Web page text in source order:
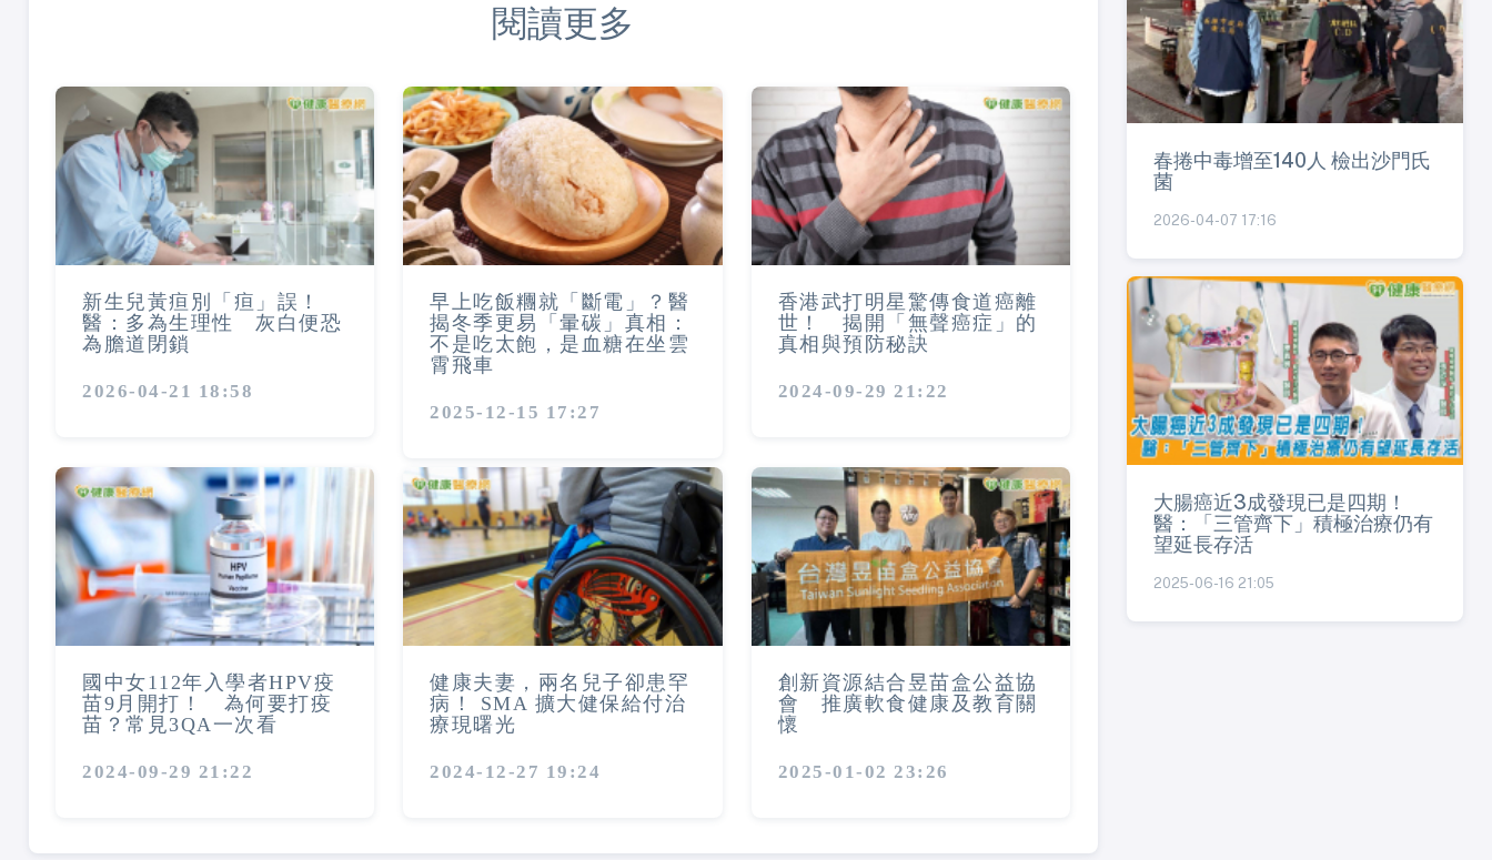
閱讀更多
新生兒黃疸別「疸」誤！
醫：多為生理性 灰白便恐
為膽道閉鎖
2026-04-21 18:58
早上吃飯糰就「斷電」？醫
揭冬季更易「暈碳」真相：
不是吃太飽，是血糖在坐雲
霄飛車
2025-12-15 17:27
香港武打明星驚傳食道癌離
世！ 揭開「無聲癌症」的
真相與預防秘訣
2024-09-29 21:22
國中女112年入學者HPV疫
苗9月開打！ 為何要打疫
苗？常見3QA一次看
2024-09-29 21:22
健康夫妻，兩名兒子卻患罕
病！ SMA 擴大健保給付治
療現曙光
2024-12-27 19:24
創新資源結合昱苗盒公益協
會 推廣軟食健康及教育關
懷
2025-01-02 23:26
春捲中毒增至140人 檢出沙門氏
菌
2026-04-07 17:16
大腸癌近3成發現已是四期！
醫：「三管齊下」積極治療仍有
望延長存活
2025-06-16 21:05